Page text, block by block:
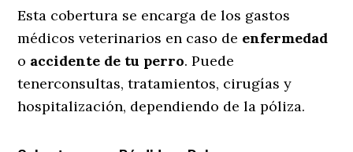
Esta cobertura se encarga de los gastos
médicos veterinarios en caso de enfermedad
o accidente de tu perro. Puede
tenerconsultas, tratamientos, cirugías y
hospitalización, dependiendo de la póliza.